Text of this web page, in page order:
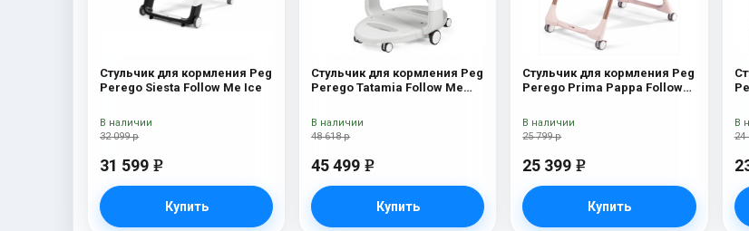
Стульчик для кормления Peg
Perego Siesta Follow Me Ice
32 099 р
31 599 e
Купить
В наличии
Стульчик для кормления Peg
Perego Tatamia Follow Me
48 618 р
45 499 e
Купить
В наличии
Стульчик для кормления Peg
Perego Prima Pappa Follow
25 799 р
25 399 e
Купить
В наличии
24
В